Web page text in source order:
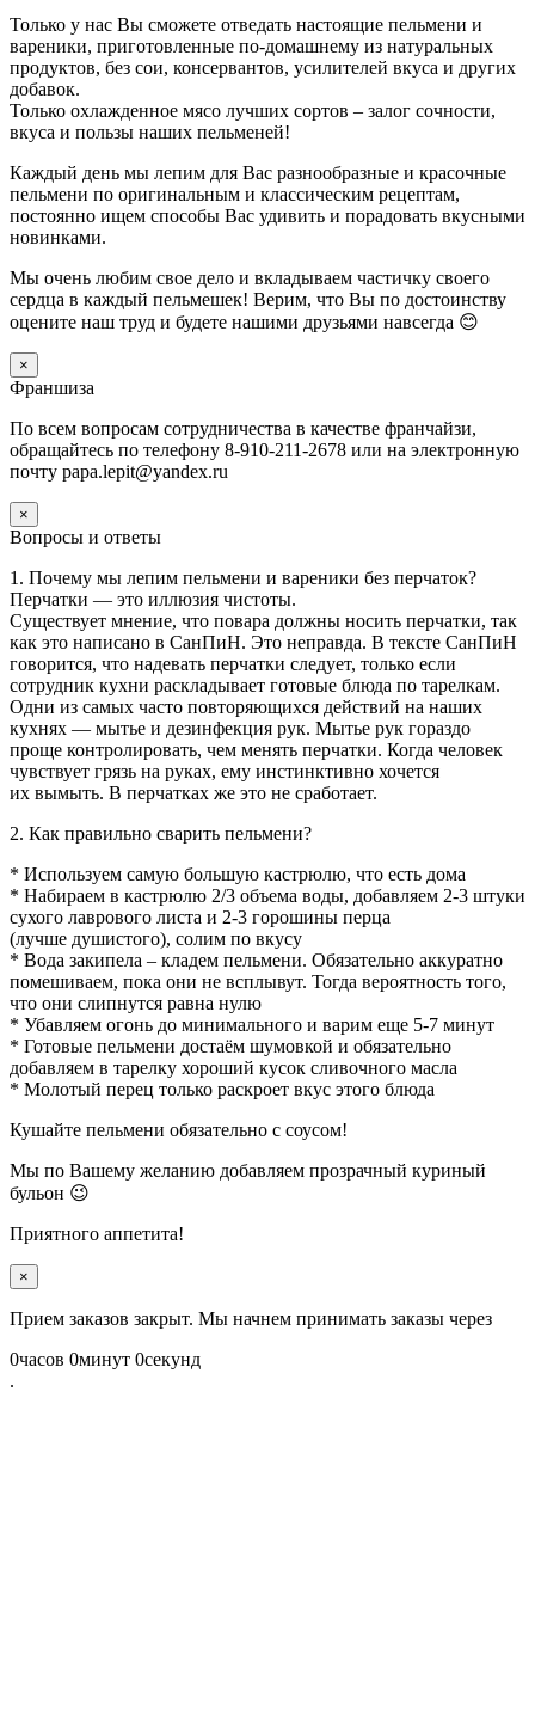
Только у нас Вы сможете отведать настоящие пельмени и
вареники, приготовленные по-домашнему из натуральных
продуктов, без сои, консервантов, усилителей вкуса и других
добавок.
Только охлажденное мясо лучших сортов – залог сочности,
вкуса и пользы наших пельменей!
Каждый день мы лепим для Вас разнообразные и красочные
пельмени по оригинальным и классическим рецептам,
постоянно ищем способы Вас удивить и порадовать вкусными
новинками.
Мы очень любим свое дело и вкладываем частичку своего
сердца в каждый пельмешек! Верим, что Вы по достоинству
оцените наш труд и будете нашими друзьями навсегда 😊
×
Франшиза
По всем вопросам сотрудничества в качестве франчайзи,
обращайтесь по телефону 8-910-211-2678 или на электронную
почту papa.lepit@yandex.ru
×
Вопросы и ответы
1. Почему мы лепим пельмени и вареники без перчаток?
Перчатки — это иллюзия чистоты.
Существует мнение, что повара должны носить перчатки, так
как это написано в СанПиН. Это неправда. В тексте СанПиН
говорится, что надевать перчатки следует, только если
сотрудник кухни раскладывает готовые блюда по тарелкам.
Одни из самых часто повторяющихся действий на наших
кухнях — мытье и дезинфекция рук. Мытье рук гораздо
проще контролировать, чем менять перчатки. Когда человек
чувствует грязь на руках, ему инстинктивно хочется
их вымыть. В перчатках же это не сработает.
2. Как правильно сварить пельмени?
* Используем самую большую кастрюлю, что есть дома
* Набираем в кастрюлю 2/3 объема воды, добавляем 2-3 штуки
сухого лаврового листа и 2-3 горошины перца
(лучше душистого), солим по вкусу
* Вода закипела – кладем пельмени. Обязательно аккуратно
помешиваем, пока они не всплывут. Тогда вероятность того,
что они слипнутся равна нулю
* Убавляем огонь до минимального и варим еще 5-7 минут
* Готовые пельмени достаём шумовкой и обязательно
добавляем в тарелку хороший кусок сливочного масла
* Молотый перец только раскроет вкус этого блюда
Кушайте пельмени обязательно с соусом!
Мы по Вашему желанию добавляем прозрачный куриный
бульон 😉
Приятного аппетита!
×
Прием заказов закрыт. Мы начнем принимать заказы через
0часов 0минут 0секунд
.